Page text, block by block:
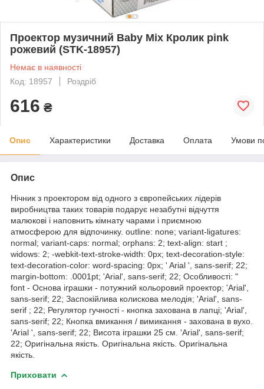
Проектор музичний Baby Mix Кролик pink
рожевий (STK-18957)
Немає в наявності
Код: 18957
Роздріб
616 ₴
Опис Характеристики Доставка Оплата Умови
Опис
Нічник з проектором від одного з європейських лідерів
виробництва таких товарів подарує незабутні відчуття
малюкові і наповнить кімнату чарами і приємною
атмосферою для відпочинку. outline: none; variant-ligatures:
normal; variant-caps: normal; orphans: 2; text-align: start ;
widows: 2; -webkit-text-stroke-width: 0px; text-decoration-style:
text-decoration-color: word-spacing: 0px; ' Arial ', sans-serif; 22;
margin-bottom: .0001pt; 'Arial', sans-serif; 22; Особливості: "
font - Основа іграшки - потужний кольоровий проектор; 'Arial',
sans-serif; 22; Заспокійлива колискова мелодія; 'Arial', sans-
serif ; 22; Регулятор гучності - кнопка захована в лапці; 'Arial',
sans-serif; 22; Кнопка вмикання / вимикання - захована в вухо.
'Arial ', sans-serif; 22; Висота іграшки 25 см. 'Arial', sans-serif;
22; Оригінальна якість. Оригінальна якість. Оригінальна
якість.
Приховати